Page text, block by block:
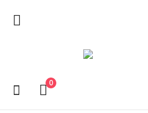
0
Kategoriler